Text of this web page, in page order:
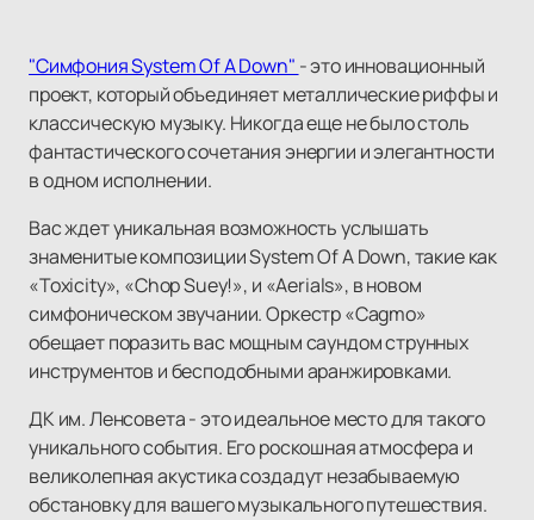
"Симфония System Of A Down" - это инновационный
проект, который объединяет металлические риффы и
классическую музыку. Никогда еще не было столь
фантастического сочетания энергии и элегантности
в одном исполнении.
Вас ждет уникальная возможность услышать
знаменитые композиции System Of A Down, такие как
«Toxicity», «Chop Suey!», и «Aerials», в новом
симфоническом звучании. Оркестр «Cagmo»
обещает поразить вас мощным саундом струнных
инструментов и бесподобными аранжировками.
ДК им. Ленсовета - это идеальное место для такого
уникального события. Его роскошная атмосфера и
великолепная акустика создадут незабываемую
обстановку для вашего музыкального путешествия.